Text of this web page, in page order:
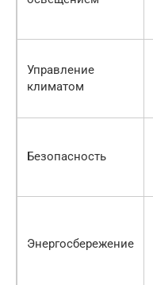
Управление
климатом
Безопасность
Энергосбережение